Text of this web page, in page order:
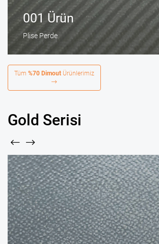
001 Ürün
Plise Perde
Tüm %70 Dimout Ürünlerimiz
Gold Serisi